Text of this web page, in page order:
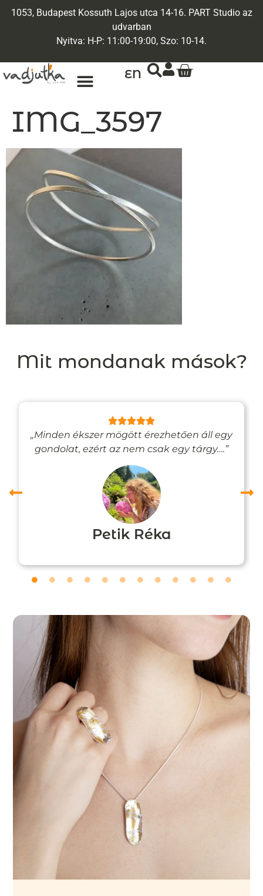
1053, Budapest Kossuth Lajos utca 14-16. PART Studio az
udvarban
Nyitva: H-P: 11:00-19:00, Szo: 10-14.
EN
IMG_3597
Mit mondanak mások?
„Minden ékszer mögött érezhetően áll egy
gondolat, ezért az nem csak egy tárgy….”
Petik Réka